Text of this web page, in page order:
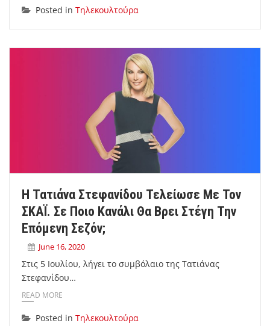
Posted in Τηλεκουλτούρα
Η Τατιάνα Στεφανίδου Τελείωσε Με Τον
ΣΚΑΪ. Σε Ποιο Κανάλι Θα Βρει Στέγη Την
Επόμενη Σεζόν;
June 16, 2020
Στις 5 Ιουλίου, λήγει το συμβόλαιο της Τατιάνας
Στεφανίδου…
READ MORE
Posted in Τηλεκουλτούρα